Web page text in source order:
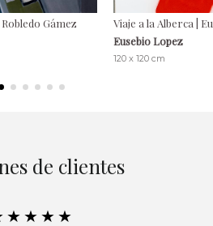
Gámez
Viaje a la Alberca |
Eusebio Lopez
120 x 120 cm
de clientes